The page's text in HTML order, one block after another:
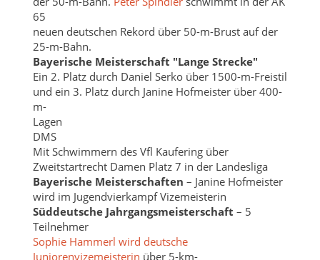
65
neuen deutschen Rekord über 50-m-Brust auf der
25-m-Bahn.
Bayerische Meisterschaft "Lange Strecke"
Ein 2. Platz durch Daniel Serko über 1500-m-Freistil
und ein 3. Platz durch Janine Hofmeister über 400-
m-
Lagen
DMS
Mit Schwimmern des Vfl Kaufering über
Zweitstartrecht Damen Platz 7 in der Landesliga
Bayerische Meisterschaften – Janine Hofmeister
wird im Jugendvierkampf Vizemeisterin
Süddeutsche Jahrgangsmeisterschaft – 5
Teilnehmer
Sophie Hammerl wird deutsche
Juniorenvizemeisterin über 5-km-